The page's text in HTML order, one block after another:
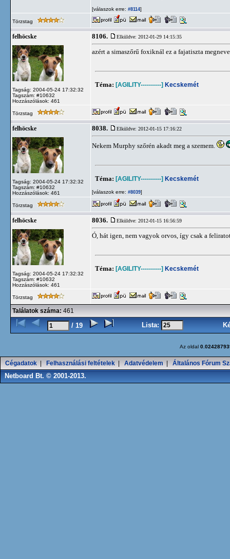
[válaszok erre: #8114]
Törzstag
felhöcske
Tagság: 2004-05-24 17:32:32
Tagszám: #10632
Hozzászólások: 461
8106. Elküldve: 2012-01-29 14:15:35
azért a simaszőrű foxiknál ez a fajatiszta
Téma: [AGILITY----------] Kecskemét
Törzstag
felhöcske
Tagság: 2004-05-24 17:32:32
Tagszám: #10632
Hozzászólások: 461
8038. Elküldve: 2012-01-15 17:16:22
Nekem Murphy szőrén akadt meg a szemem.
Téma: [AGILITY----------] Kecskemét
[válaszok erre: #8039]
Törzstag
felhöcske
Tagság: 2004-05-24 17:32:32
Tagszám: #10632
Hozzászólások: 461
8036. Elküldve: 2012-01-15 16:56:59
Ó, hát igen, nem vagyok orvos, így csak a
Téma: [AGILITY----------] Kecskemét
Törzstag
Találatok száma: 461
/ 19 Lista:
Az oldal
Cégadatok Felhasználási feltételek Adatvédelem Általános Fórum
Netboard Bt. © 2001-2013.